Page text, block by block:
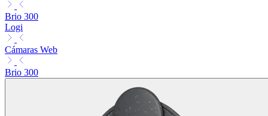
Brio 300
Logi
Cámaras Web
Brio 300